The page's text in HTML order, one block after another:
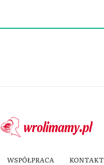
WSPÓŁPRACA KONTAKT